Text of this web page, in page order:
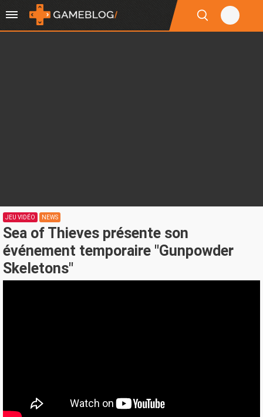
JEU VIDÉO NEWS
Sea of Thieves présente son
événement temporaire "Gunpowder
Skeletons"